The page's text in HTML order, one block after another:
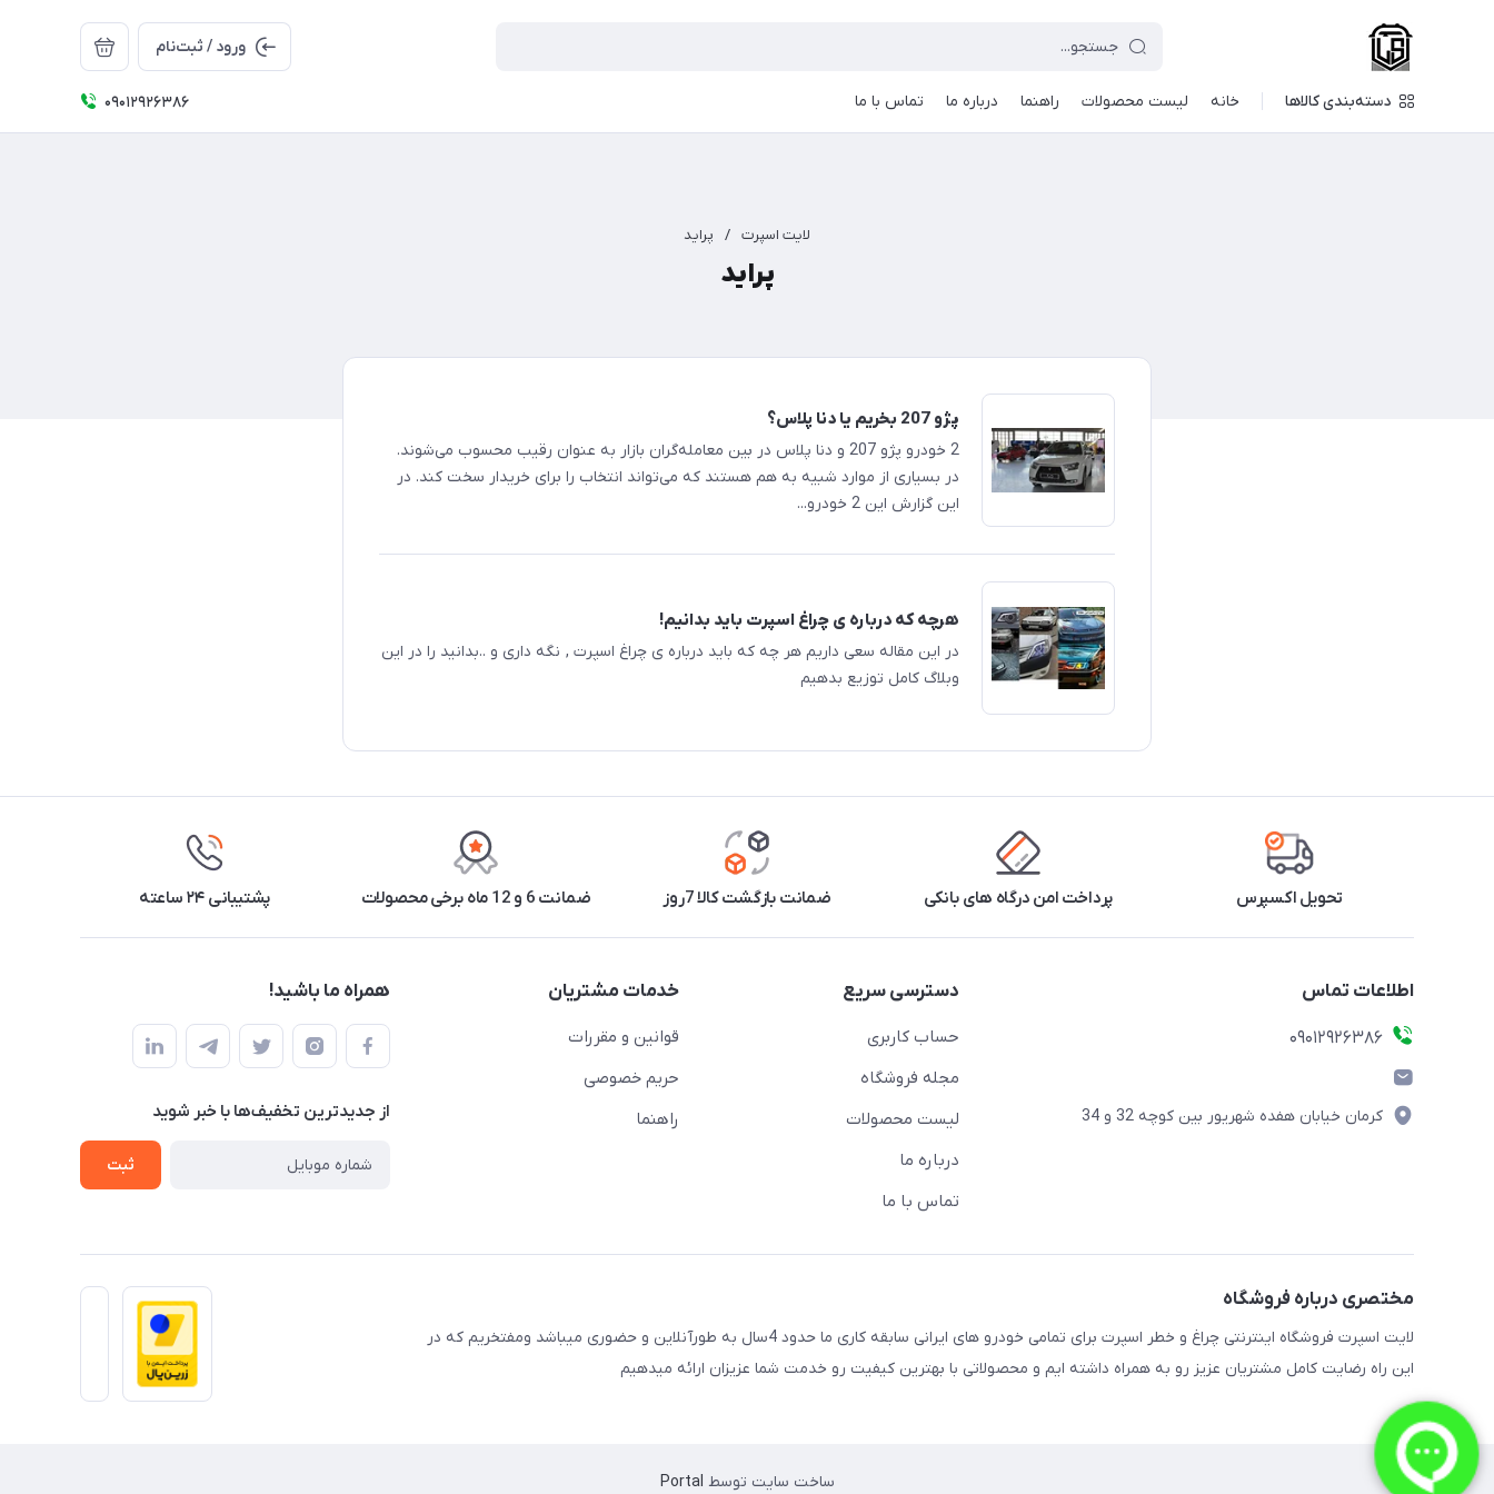
ورود / ثبت‌نام
دسته‌بندی کالاها خانه لیست محصولات راهنما درباره ما تماس با ما 09012926386
لایت اسپرت / پراید
پراید
پژو 207 بخریم یا دنا پلاس؟
2 خودرو پژو 207 و دنا پلاس در بین معامله‌گران بازار به عنوان رقیب محسوب می‌شوند.
در بسیاری از موارد شبیه به هم هستند که می‌تواند انتخاب را برای خریدار سخت کند. در
این گزارش این 2 خودرو...
هرچه که درباره ی چراغ اسپرت باید بدانیم!
در این مقاله سعی داریم هر چه که باید درباره ی چراغ اسپرت , نگه داری و ..بدانید را در این
وبلاگ کامل توزیع بدهیم
تحویل اکسپرس پرداخت امن درگاه های بانکی ضمانت بازگشت کالا 7روز ضمانت 6 و 12 ماه برخی محصولات پشتیبانی ۲۴ ساعته
اطلاعات تماس
09012926386
کرمان خیابان هفده شهریور بین کوچه 32 و 34
دسترسی سریع
حساب کاربری
مجله فروشگاه
لیست محصولات
درباره ما
تماس با ما
خدمات مشتریان
قوانین و مقررات
حریم خصوصی
راهنما
همراه ما باشید!
از جدید‌ترین تخفیف‌ها با‌ خبر شوید
ثبت
مختصری درباره فروشگاه
لایت اسپرت فروشگاه اینترنتی چراغ و خطر اسپرت برای تمامی خودرو های ایرانی سابقه کاری ما حدود 4سال به طورآنلاین و حضوری میباشد ومفتخریم که در
این راه رضایت کامل مشتریان عزیز رو به همراه داشته ایم و محصولاتی با بهترین کیفیت رو خدمت شما عزیزان ارائه میدهیم
ساخت سایت توسط Portal